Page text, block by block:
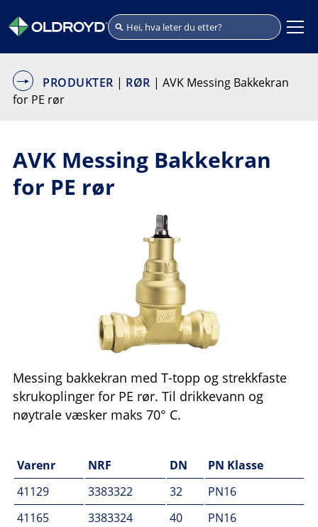
PRODUKTER | RØR | AVK Messing Bakkekran
for PE rør
AVK Messing Bakkekran
for PE rør
Messing bakkekran med T-topp og strekkfaste
skrukoplinger for PE rør. Til drikkevann og
nøytrale væsker maks 70° C.
Varenr NRF DN
PN Klasse
41129
3383322 32
PN16
41165
3383324 40
PN16